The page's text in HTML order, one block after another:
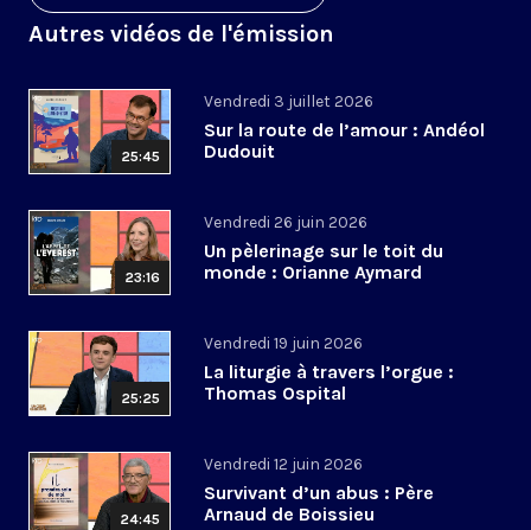
Autres vidéos de l'émission
25:45
Vendredi 3 juillet 2026
Sur la route de l’amour : Andéol
Dudouit
23:16
Vendredi 26 juin 2026
Un pèlerinage sur le toit du
monde : Orianne Aymard
25:25
Vendredi 19 juin 2026
La liturgie à travers l’orgue :
Thomas Ospital
24:45
Vendredi 12 juin 2026
Survivant d’un abus : Père
Arnaud de Boissieu